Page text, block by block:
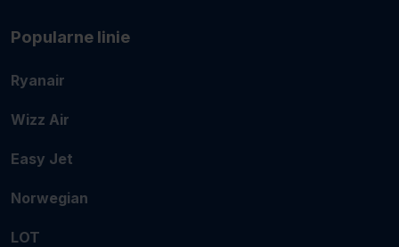
Popularne linie
Ryanair
Wizz Air
Easy Jet
Norwegian
LOT